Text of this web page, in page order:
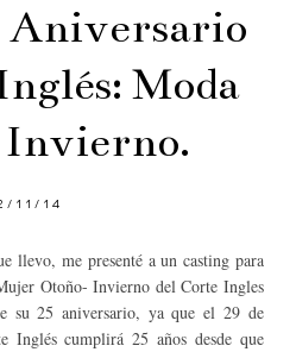
Aniversario
Moda
11/14
llevo, me presenté a un casting para
Otoño- Invierno del Corte Ingles
su 25 aniversario, ya que el29 de
Inglés cumplirá 25 años desde que